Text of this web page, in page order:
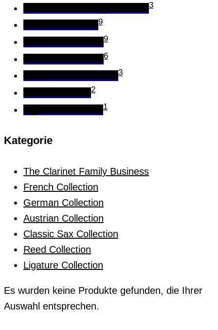
3
9
9
6
3
2
1
Kategorie
The Clarinet Family Business
French Collection
German Collection
Austrian Collection
Classic Sax Collection
Reed Collection
Ligature Collection
Es wurden keine Produkte gefunden, die Ihrer
Auswahl entsprechen.